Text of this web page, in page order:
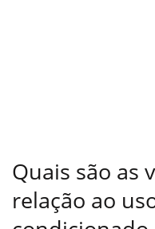
Quais são as
relação ao